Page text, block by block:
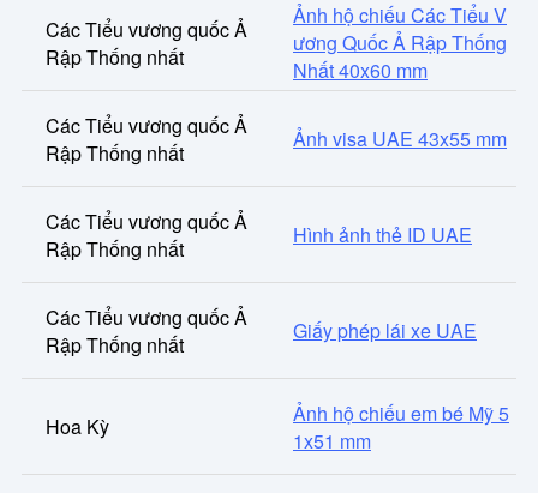
Các Tiểu vương quốc Ả
Rập Thống nhất
Ảnh hộ chiếu Các Tiểu V
ương Quốc Ả Rập Thống
Nhất 40x60 mm
Các Tiểu vương quốc Ả
Rập Thống nhất
Ảnh visa UAE 43x55 mm
Các Tiểu vương quốc Ả
Rập Thống nhất
Hình ảnh thẻ ID UAE
Các Tiểu vương quốc Ả
Rập Thống nhất
Giấy phép lái xe UAE
Hoa Kỳ
Ảnh hộ chiếu em bé Mỹ 5
1x51 mm